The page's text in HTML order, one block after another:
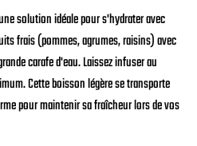
solution idéale pour s'hydrater avec
frais (pommes, agrumes, raisins) avec
carafe d'eau. Laissez infuser au
Cette boisson légère se transporte
pour maintenir sa fraîcheur lors de vos